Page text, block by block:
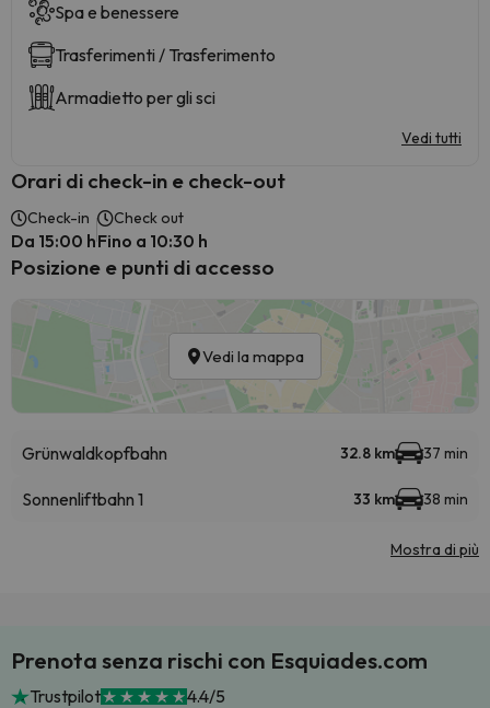
Spa e benessere
Trasferimenti / Trasferimento
Armadietto per gli sci
Vedi tutti
Orari di check-in e check-out
Check-in
Da 15:00 h
Check out
Fino a 10:30 h
Posizione e punti di accesso
Vedi la mappa
Grünwaldkopfbahn 32.8 km 37 min
Sonnenliftbahn 1 33 km 38 min
Mostra di più
Prenota senza rischi con Esquiades.com
Trustpilot 4.4/5